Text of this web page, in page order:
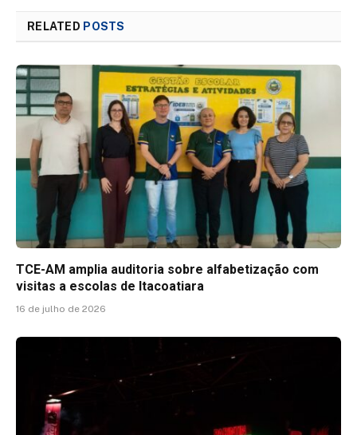
RELATED POSTS
TCE-AM amplia auditoria sobre alfabetização com
visitas a escolas de Itacoatiara
16 de julho de 2026